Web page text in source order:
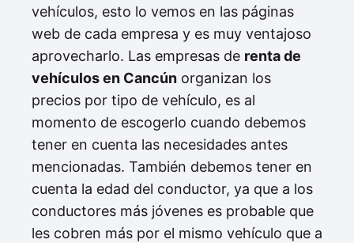
vehículos, esto lo vemos en las páginas
web de cada empresa y es muy ventajoso
aprovecharlo. Las empresas de renta de
vehículos en Cancún organizan los
precios por tipo de vehículo, es al
momento de escogerlo cuando debemos
tener en cuenta las necesidades antes
mencionadas. También debemos tener en
cuenta la edad del conductor, ya que a los
conductores más jóvenes es probable que
les cobren más por el mismo vehículo que a